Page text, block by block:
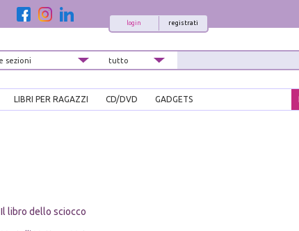
registrati
login
LIBRI PER RAGAZZI CD/DVD GADGETS
Il libro dello sciocco